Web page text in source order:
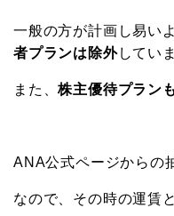
一般の方が計画し易い
者プランは除外してい
また、株主優待プラン
ANA公式ページからの
なので、その時の運賃